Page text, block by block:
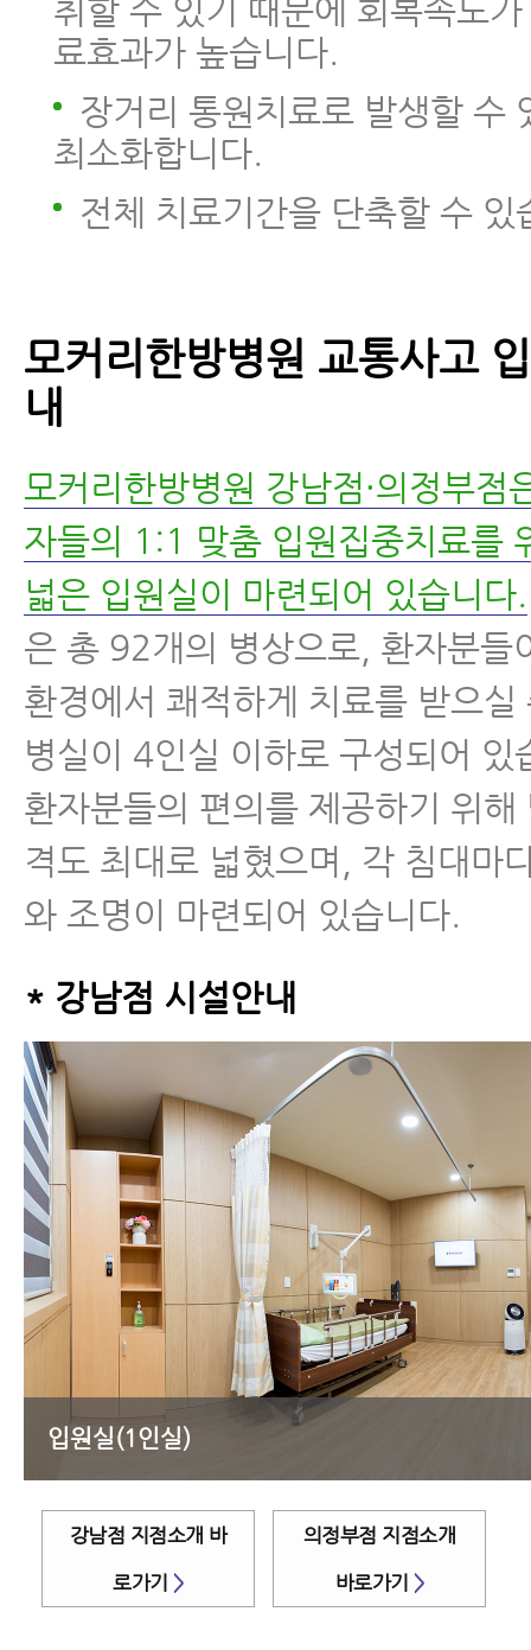
취할 수 있기 때문에 회복속도
료효과가 높습니다.
장거리 통원치료로 발생할 수
최소화합니다.
전체 치료기간을 단축할 수 있
모커리한방병원 교통사고
내
모커리한방병원 강남점·의정부점
자들의 1:1 맞춤 입원집중치료를
넓은 입원실이 마련되어 있습니다.
은 총 92개의 병상으로, 환자분들
환경에서 쾌적하게 치료를 받으실
병실이 4인실 이하로 구성되어 있
환자분들의 편의를 제공하기 위해
격도 최대로 넓혔으며, 각 침대마
와 조명이 마련되어 있습니다.
* 강남점 시설안내
입원실(3인실)
강남점 지점소개 바
로가기 >
의정부점 지점소개
바로가기 >